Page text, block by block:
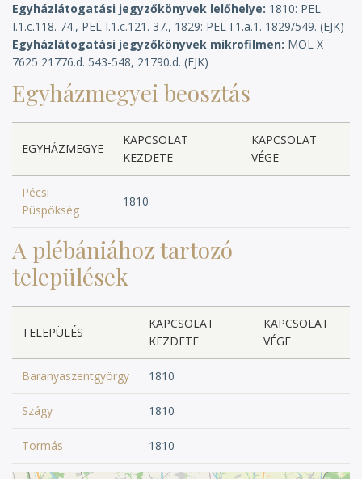
Egyházlátogatási jegyzőkönyvek lelőhelye 1810: PEL
I.1.c.118. 74., PEL I.1.c.121. 37., 1829: PEL I.1.a.1. 1829/549.
Egyházlátogatási jegyzőkönyvek mikrofilmen MOL X
7625 21776.d. 543-548, 21790.d.
Egyházmegyei beosztás
EGYHÁZMEGYE
KAPCSOLAT
KEZDETE
KAPCSOLAT
VÉGE
Pécsi
Püspökség
1810
A plébániához tartozó
települések
TELEPÜLÉS
KAPCSOLAT
KEZDETE
KAPCSOLAT
VÉGE
Baranyaszentgyörgy 1810
Szágy 1810
Tormás 1810